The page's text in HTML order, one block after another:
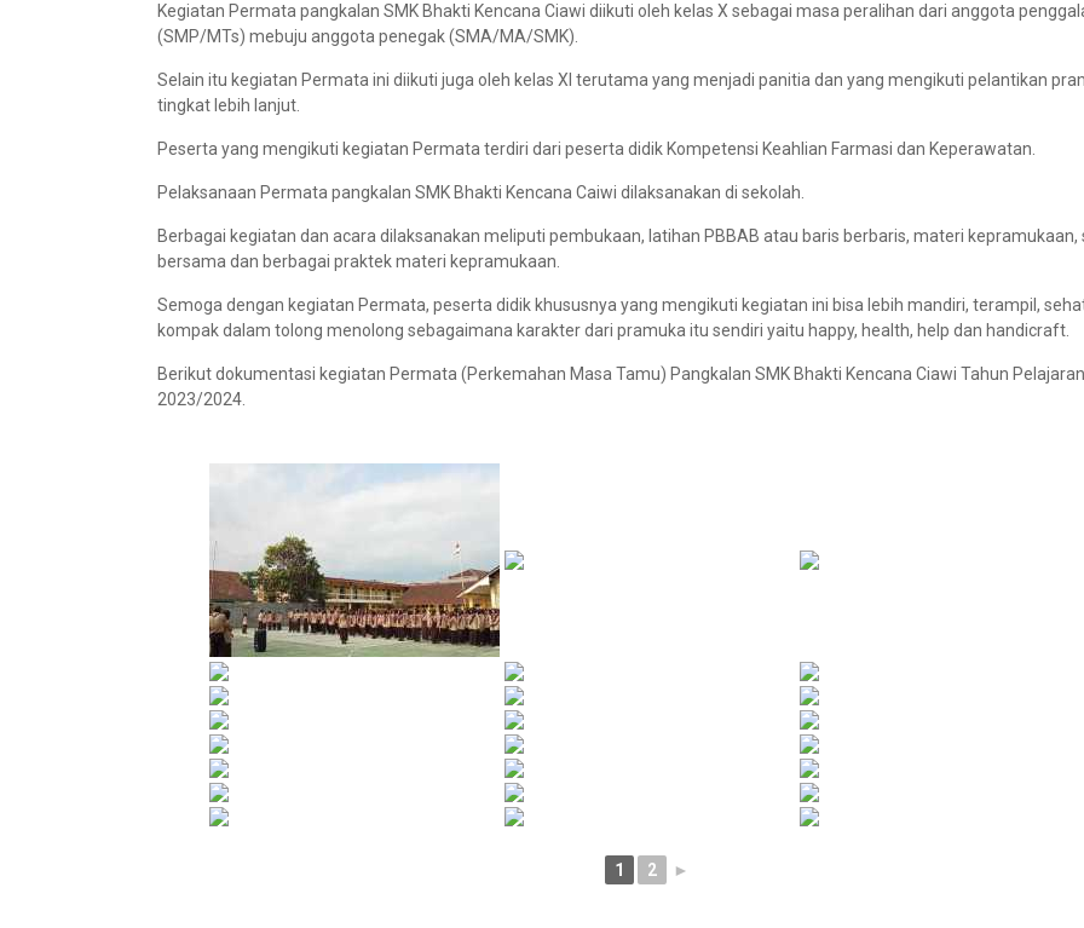
Kegiatan Permata pangkalan SMK Bhakti Kencana Ciawi diikuti oleh kelas X sebagai masa peralihan dari anggota
(SMP/MTs) mebuju anggota penegak (SMA/MA/SMK).
Selain itu kegiatan Permata ini diikuti juga oleh kelas XI terutama yang menjadi panitia dan yang mengikuti pelantikan
tingkat lebih lanjut.
Peserta yang mengikuti kegiatan Permata terdiri dari peserta didik Kompetensi Keahlian Farmasi dan Keperawatan.
Pelaksanaan Permata pangkalan SMK Bhakti Kencana Caiwi dilaksanakan di sekolah.
Berbagai kegiatan dan acara dilaksanakan meliputi pembukaan, latihan PBBAB atau baris berbaris, materi kepramukaan,
bersama dan berbagai praktek materi kepramukaan.
Semoga dengan kegiatan Permata, peserta didik khususnya yang mengikuti kegiatan ini bisa lebih mandiri, terampil,
kompak dalam tolong menolong sebagaimana karakter dari pramuka itu sendiri yaitu happy, health, help dan handicraft.
Berikut dokumentasi kegiatan Permata (Perkemahan Masa Tamu) Pangkalan SMK Bhakti Kencana Ciawi Tahun Pelajaran
2023/2024.
1 2 ►